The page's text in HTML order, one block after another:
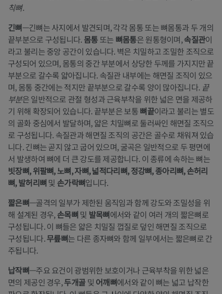
칙뼈.
긴뼈—긴뼈는 사지에서 발견되며, 각각 몸통 또는 뼈몸통과 두 개의
끝부분으로 구성됩니다. 몸통또는 뼈몸통은 원통형이며,속질관이
라고 불리는 중앙 공간이 있습니다. 벽은 치밀하고 조밀한 조직으로
구성되어 있으며, 몸통의 중간 부분에서 상당한 두께를 가지지만 끝
부분으로 갈수록 얇아집니다. 속질관 내부에는 해면질 조직이 있으
며, 몸통 중간에는 적지만 끝부분으로 갈수록 양이 많아집니다. 끝
부분은 일반적으로 관절 형성과 근육부착을 위한 넓은 면을 제공하
기 위해 확장되어 있습니다. 끝부분은 보통뼈끝이라고 불리는 별도
의 골화 중심에서 발달하며, 얇은 치밀뼈로 둘러싸인 해면질 조직으
로 구성됩니다. 속질관과 해면질 조직의 공간은 골수로 채워져 있습
니다. 긴뼈는 곧지 않고 굽어 있으며, 굴곡은 일반적으로 두 평면에
서 발생하여 뼈에 더 큰 강도를 제공합니다. 이 종류에 속하는 뼈는
빗장뼈, 위팔뼈, 노뼈, 자뼈, 넓적다리뼈, 정강뼈, 종아리뼈, 손허리
뼈, 발허리뼈및 손가락뼈입니다.
짧은뼈—골격의 일부가 제한된 움직임과 함께 강도와 조밀성을 위
해 설계된 경우,손목뼈및 발목뼈에서와 같이 여러 개의 짧은뼈로
구성됩니다. 이 뼈들은 얇은 치밀질 껍질로 덮인 해면질 조직으로
구성됩니다.무릎뼈는 다른 종자뼈와 함께 일부에서는 짧은뼈로 간
주됩니다.
납작뼈—주요 요건이 광범위한 보호이거나 근육부착을 위한 넓은
면의 제공인 경우,두개골및 어깨뼈에서와 같이 뼈는 넓고 납작한